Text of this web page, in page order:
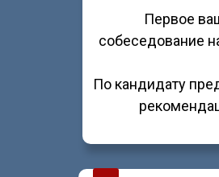
Первое
собеседование
По кандидату